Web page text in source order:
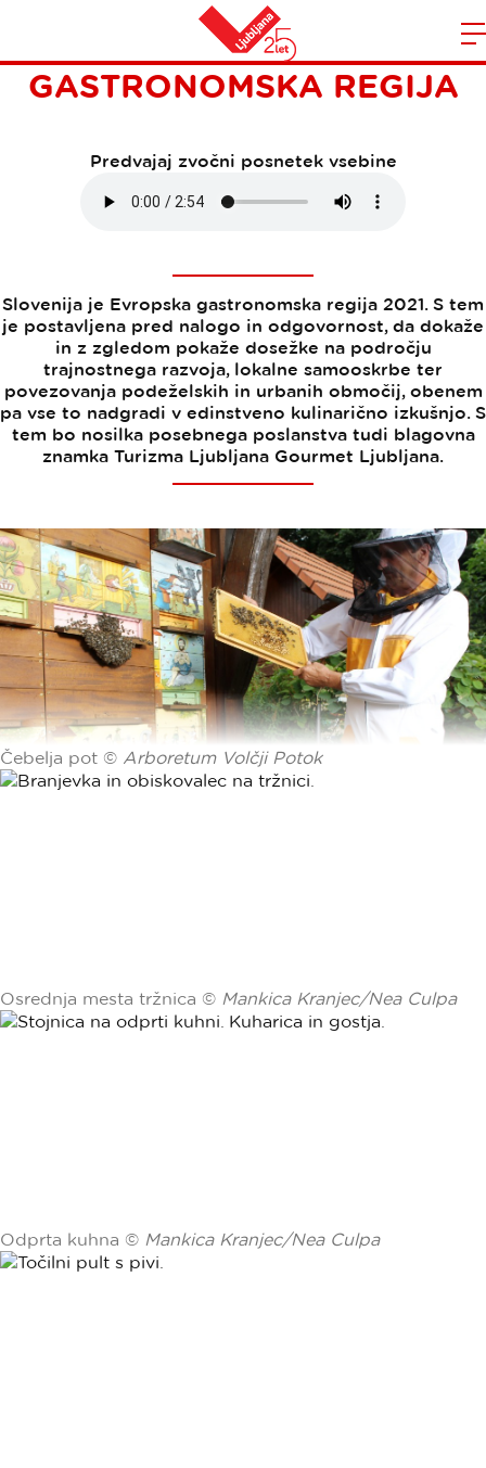
Domov
SLOVENIJA JE EVROPSKA
GASTRONOMSKA REGIJA
Predvajaj zvočni posnetek vsebine
Slovenija je Evropska gastronomska regija 2021. S tem
je postavljena pred nalogo in odgovornost, da dokaže
in z zgledom pokaže dosežke na področju
trajnostnega razvoja, lokalne samooskrbe ter
povezovanja podeželskih in urbanih območij, obenem
pa vse to nadgradi v edinstveno kulinarično izkušnjo. S
tem bo nosilka posebnega poslanstva tudi blagovna
znamka Turizma Ljubljana Gourmet Ljubljana.
Čebelja pot © Arboretum Volčji Potok
Osrednja mesta tržnica © Mankica Kranjec/Nea Culpa
Odprta kuhna © Mankica Kranjec/Nea Culpa